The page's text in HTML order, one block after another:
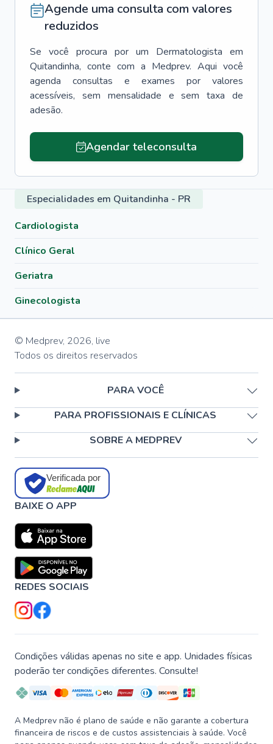
Agende uma consulta com valores
reduzidos
Se você procura por um Dermatologista em
Quitandinha, conte com a Medprev. Aqui você
agenda consultas e exames por valores
acessíveis, sem mensalidade e sem taxa de
adesão.
Agendar teleconsulta
Especialidades em Quitandinha - PR
Cardiologista
Clínico Geral
Geriatra
Ginecologista
© Medprev, 2026, live
Todos os direitos reservados
PARA VOCÊ
PARA PROFISSIONAIS E CLÍNICAS
SOBRE A MEDPREV
Verificada por
BAIXE O APP
REDES SOCIAIS
Condições válidas apenas no site e app. Unidades físicas
poderão ter condições diferentes. Consulte!
A Medprev não é plano de saúde e não garante a cobertura
financeira de riscos e de custos assistenciais à saúde. Você